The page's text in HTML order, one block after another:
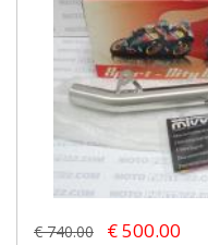
€ 740.00 € 500.00